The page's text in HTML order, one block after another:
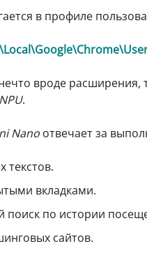
в профиле
вроде
NPU.
Nano отвечает за
текстов.
вкладками.
поиск по истории
сайтов.